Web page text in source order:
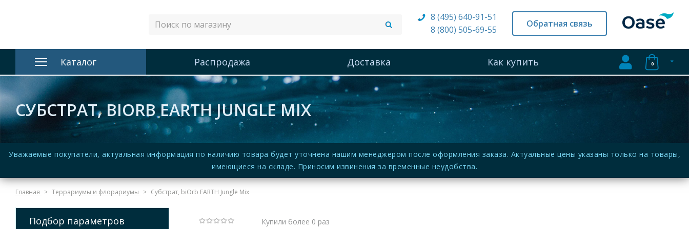
8 (495) 640-91-51
8 (800) 505-69-55
Обратная связь
Каталог Распродажа Доставка Как купить 0
СУБСТРАТ, BIORB EARTH JUNGLE MIX
Уважаемые покупатели, актуальная информация по наличию товара будет уточнена нашим менеджером после оформления заказа. Актуальные цены указаны только на товары,
имеющиеся на складе. Приносим извинения за временные неудобства.
Главная Террариумы и флорариумы Субстрат, biOrb EARTH Jungle Mix
Подбор параметров Купили более 0 раз